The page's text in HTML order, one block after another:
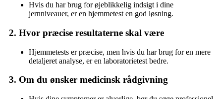
Hvis du har brug for øjeblikkelig indsigt i dine
jernniveauer, er en hjemmetest en god løsning.
2. Hvor præcise resultaterne skal være
Hjemmetests er præcise, men hvis du har brug for en mere
detaljeret analyse, er en laboratorietest bedre.
3. Om du ønsker medicinsk rådgivning